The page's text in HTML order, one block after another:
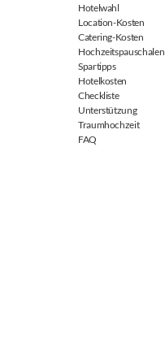
Hotelwahl
Location-Kosten
Catering-Kosten
Hochzeitspauschalen
Spartipps
Hotelkosten
Checkliste
Unterstützung
Traumhochzeit
FAQ